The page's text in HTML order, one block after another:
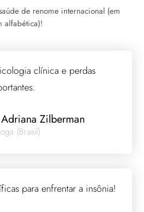
de renome internacional (em
alfabética)!
clínica e perdas
Zilberman
(Brasil)
para enfrentar a insônia!